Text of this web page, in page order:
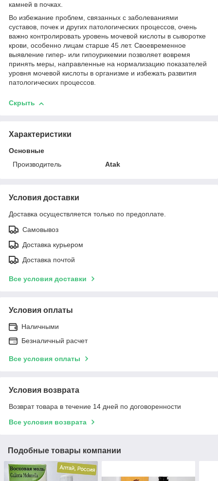
камней в почках.
Во избежание проблем, связанных с заболеваниями
суставов, почек и других патологических процессов, очень
важно контролировать уровень мочевой кислоты в сыворотке
крови, особенно лицам старше 45 лет. Своевременное
выявление гипер- или гипоурикемии позволяет вовремя
принять меры, направленные на нормализацию показателей
уровня мочевой кислоты в организме и избежать развития
патологических процессов.
Скрыть
Характеристики
Основные
Производитель
Atak
Условия доставки
Доставка осуществляется только по предоплате.
Самовывоз
Доставка курьером
Доставка почтой
Все условия доставки
Условия оплаты
Наличными
Безналичный расчет
Все условия оплаты
Условия возврата
Возврат товара в течение 14 дней по договоренности
Все условия возврата
Подобные товары компании